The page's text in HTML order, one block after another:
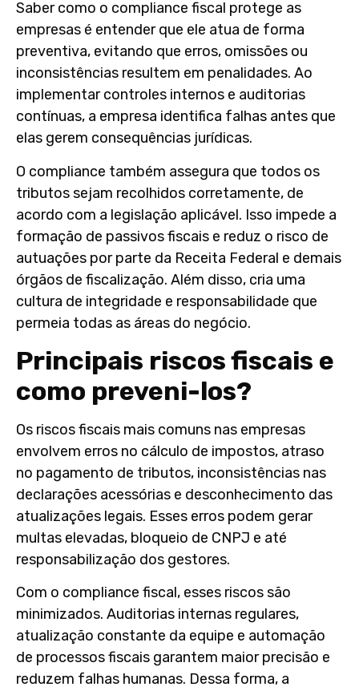
Sabercomo o compliance fiscal protege as
empresas é entender que ele atua de forma
preventiva, evitando que erros, omissões ou
inconsistências resultem em penalidades. Ao
implementar controles internos e auditorias
contínuas, a empresa identifica falhas antes que
elas gerem consequências jurídicas.
O compliance também assegura que todos os
tributos sejam recolhidos corretamente, de
acordo com a legislação aplicável. Isso impede a
formação de passivos fiscais e reduz o risco de
autuações por parte da Receita Federal e demais
órgãos de fiscalização. Além disso, cria uma
cultura de integridade e responsabilidade que
permeia todas as áreas do negócio.
Principais riscos fiscais e
como preveni-los?
Os riscos fiscais mais comuns nas empresas
envolvem erros no cálculo de impostos, atraso
no pagamento de tributos, inconsistências nas
declarações acessórias e desconhecimento das
atualizações legais. Esses erros podem gerar
multas elevadas, bloqueio de CNPJ e até
responsabilização dos gestores.
Com o compliance fiscal, esses riscos são
minimizados. Auditorias internas regulares,
atualização constante da equipe e automação
de processos fiscais garantem maior precisão e
reduzem falhas humanas. Dessa forma, a